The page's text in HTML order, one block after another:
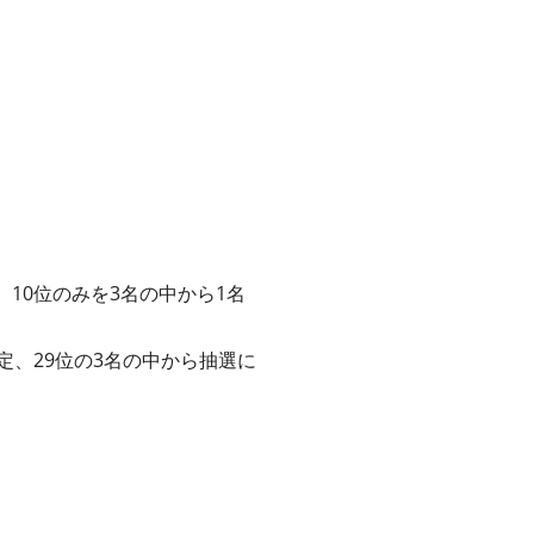
位のみを3名の中から1名
、29位の3名の中から抽選に